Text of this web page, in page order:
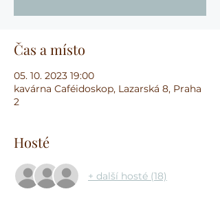
Čas a místo
05. 10. 2023 19:00
kavárna Caféidoskop, Lazarská 8, Praha
2
Hosté
+ další hosté (18)